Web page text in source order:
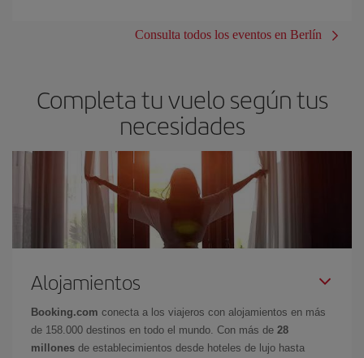
Consulta todos los eventos en Berlín
Completa tu vuelo según tus
necesidades
Alojamientos
Booking.com conecta a los viajeros con alojamientos en más
de 158.000 destinos en todo el mundo. Con más de 28
millones de establecimientos desde hoteles de lujo hasta